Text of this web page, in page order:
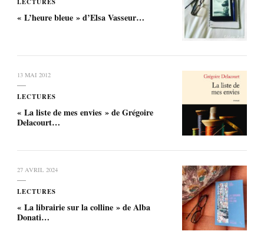
« L’heure bleue » d’Elsa Vasseur…
13 MAI 2012
LECTURES
« La liste de mes envies » de Grégoire
Delacourt…
27 AVRIL 2024
LECTURES
« La librairie sur la colline » de Alba
Donati…